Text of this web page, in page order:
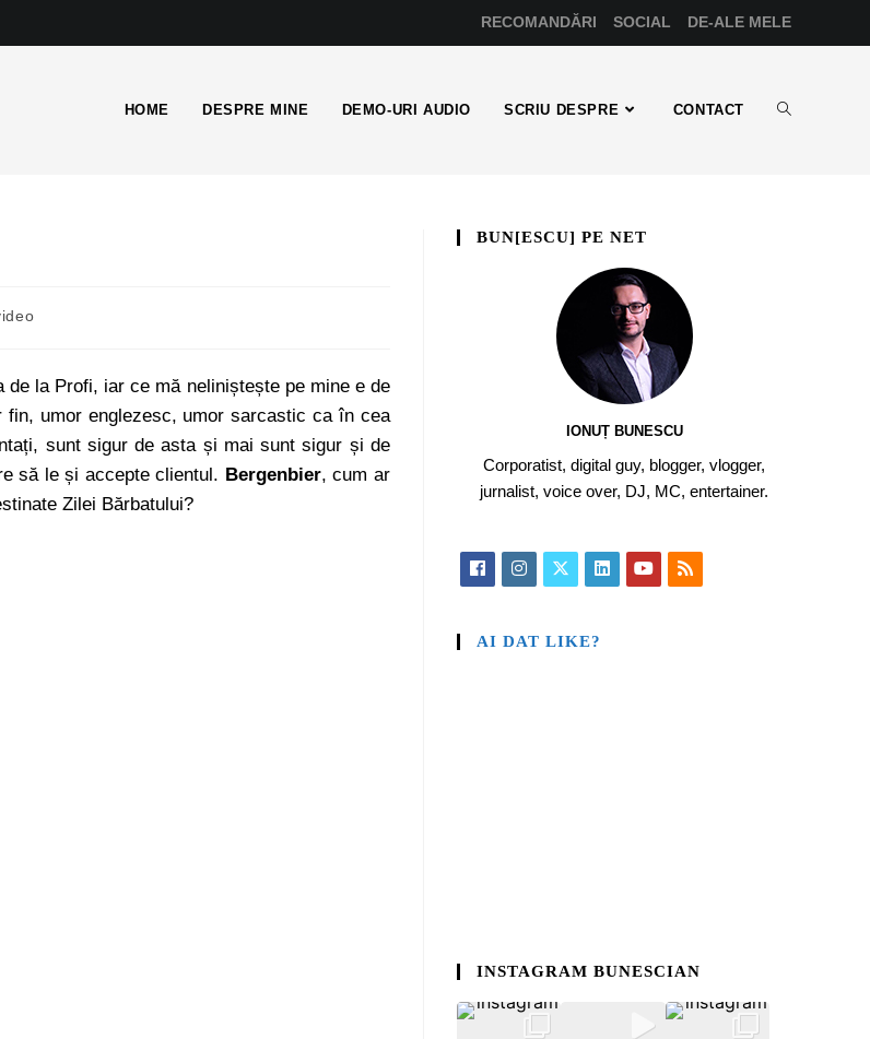
RECOMANDĂRI SOCIAL DE-ALE MELE
HOME DESPRE MINE DEMO-URI AUDIO SCRIU DESPRE CONTACT
de la Profi, iar ce mă neliniștește pe mine e de
umor englezesc, umor sarcastic ca în cea
sunt sigur de asta și mai sunt sigur și de
să le și accepte clientul. Bergenbier, cum ar
Zilei Bărbatului?
BUN[ESCU] PE NET
IONUȚ BUNESCU
Corporatist, digital guy, blogger, vlogger,
jurnalist, voice over, DJ, MC, entertainer.
AI DAT LIKE?
INSTAGRAM BUNESCIAN